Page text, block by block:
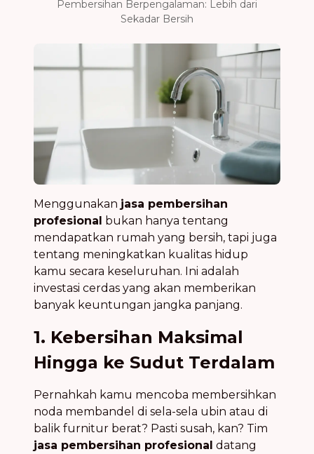
Pembersihan Berpengalaman: Lebih dari
Sekadar Bersih
Menggunakan jasa pembersihan
profesional bukan hanya tentang
mendapatkan rumah yang bersih, tapi juga
tentang meningkatkan kualitas hidup
kamu secara keseluruhan. Ini adalah
investasi cerdas yang akan memberikan
banyak keuntungan jangka panjang.
1. Kebersihan Maksimal
Hingga ke Sudut Terdalam
Pernahkah kamu mencoba membersihkan
noda membandel di sela-sela ubin atau di
balik furnitur berat? Pasti susah, kan? Tim
jasa pembersihan profesional datang